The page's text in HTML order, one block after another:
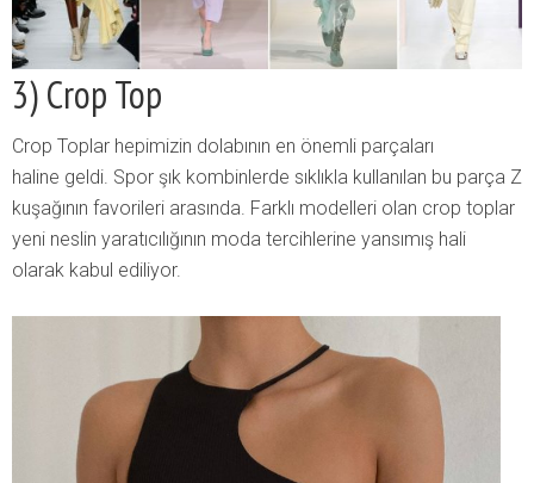
3) Crop Top
Crop Toplar hepimizin dolabının en önemli parçaları
haline geldi. Spor şık kombinlerde sıklıkla kullanılan bu parça Z
kuşağının favorileri arasında. Farklı modelleri olan crop toplar
yeni neslin yaratıcılığının moda tercihlerine yansımış hali
olarak kabul ediliyor.